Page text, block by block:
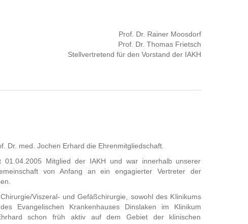
Prof. Dr. Rainer Moosdorf
Prof. Dr. Thomas Frietsch
Stellvertretend für den Vorstand der IAKH
Dr. med. Jochen Erhard die Ehrenmitgliedschaft.
Mitglied der IAKH und war innerhalb unserer
von Anfang an ein engagierter Vertreter der
Viszeral- und Gefäßchirurgie, sowohl des Klinikums
Evangelischen Krankenhauses Dinslaken im Klinikum
schon früh aktiv auf dem Gebiet der klinischen